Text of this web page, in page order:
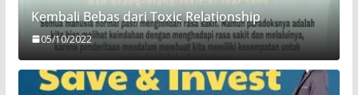
Kembali Bebas dari Toxic Relationship
05/10/2022